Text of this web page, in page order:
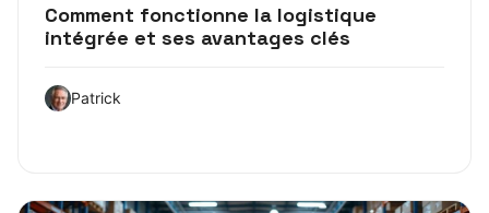
Comment fonctionne la logistique
intégrée et ses avantages clés
Patrick